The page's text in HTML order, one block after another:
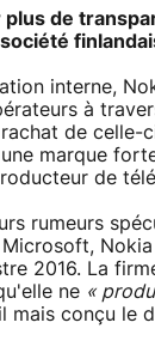
plus de
interne,
à
de celle-
marque
de
rumeurs
2016. La
ne «
mais conçu le